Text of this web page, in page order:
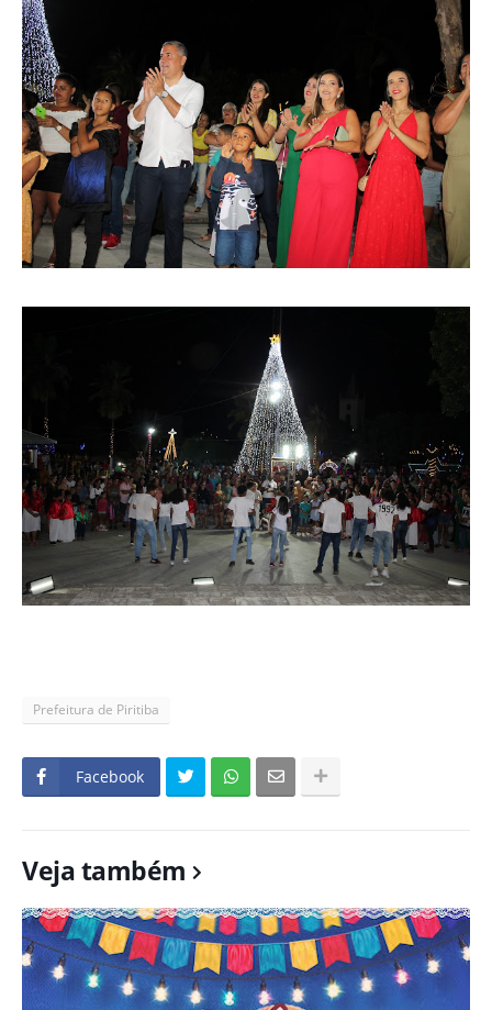
Prefeitura de Piritiba
Facebook
Veja também